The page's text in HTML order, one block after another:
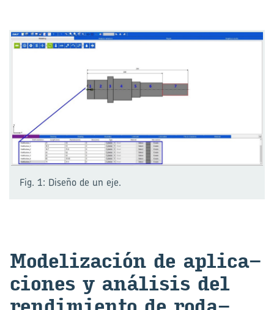
Fig. 1: Diseño de un eje.
Mo­de­li­za­ción de apli­ca­
cio­nes y aná­li­sis del